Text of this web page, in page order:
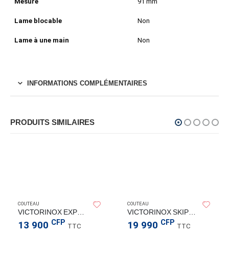
Lame blocable Non
Lame à une main Non
INFORMATIONS COMPLÉMENTAIRES
PRODUITS SIMILAIRES
COUTEAU
VICTORINOX EXPLORER BLIST 16F
13 900 CFP TTC
COUTEAU
VICTORINOX SKIPPER 18F
19 990 CFP TTC